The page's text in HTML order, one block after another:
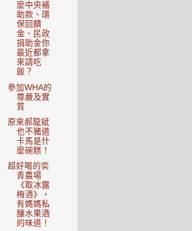
麼中央補
助款、環
保回饋
金、民政
捐助金你
最近都拿
來請吃
飯？
參加WHA的
尊嚴及實
質
原來郝龍斌
也不豬道
卡馬是什
麼碗糕！
超好喝的奕
青農場
《取冰露
梅酒》，
有媽媽私
釀水果酒
的味道！